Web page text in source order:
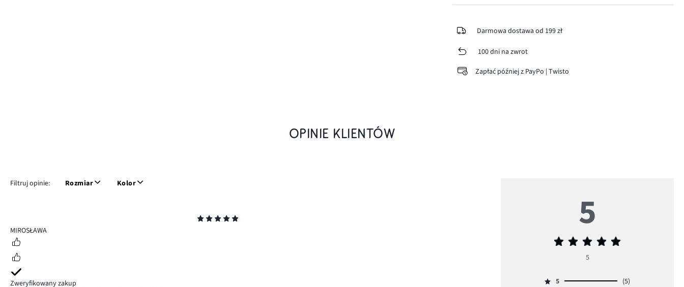
Darmowa dostawa od 199 zł
100 dni na zwrot
Zapłać później z PayPo | Twisto
OPINIE KLIENTÓW
Filtruj opinie: Rozmiar Kolor
5
MIROSŁAWA
Zweryfikowany zakup
5
Średnia
5
5
5
(5)